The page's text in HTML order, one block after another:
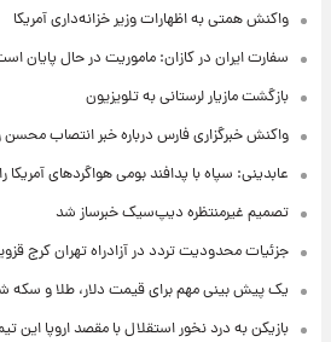
واکنش همتی به اظهارات وزیر خزانه‌داری آمریکا
سفارت ایران در کازان: ماموریت در حال پایان
بازگشت مازیار لرستانی به تلویزیون
واکنش خبرگزاری فارس درباره خبر انتصاب
عابدینی: سپاه با پدافند بومی هواگردهای
تصمیم غیرمنتظره دیپ‌سیک خبرساز شد
جزئیات محدودیت تردد در آزادراه تهران کرج
یک پیش ‌بینی مهم برای قیمت دلار، طلا و سکه شنبه ۱۷ مرداد
بازیکن به درد نخور استقلال با مقصد اروپا این